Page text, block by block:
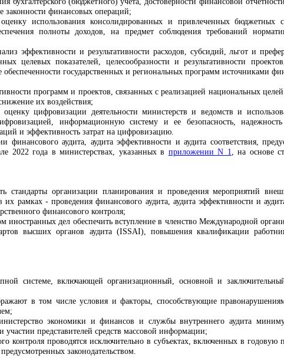
законности финансовых операций;
использования консолидированных и привлеченных бюджетных
полноты доходов, на предмет соблюдения требований
эффективности и результативности расходов, субсидий, льгот и
целевых показателей, целесообразности и результативности
государственных и региональных программ источниками
программ и проектов, связанных с реализацией национальных целей
их воздействия;
цифровизации деятельности министерств и ведомств и
информационную систему и ее безопасность, надежность
и эффективность затрат на цифровизацию.
аудита, аудита эффективности и аудита соответствия,
2022 года в министерствах, указанных в приложении N 1, на основе
стандарты организации планирования и проведения мероприятий
рамках - проведения финансового аудита, аудита эффективности и
финансового контроля;
иностранных дел обеспечить вступление в членство Международной
высших органов аудита (ISSAI), повышения квалификации
системе, включающей организационный, основной и
в том числе условия и факторы, способствующие
экономики и финансов и службы внутреннего аудита
участии представителей средств массовой информации;
контроля проводятся исключительно в субъектах, включенных в годовую
законодательством.